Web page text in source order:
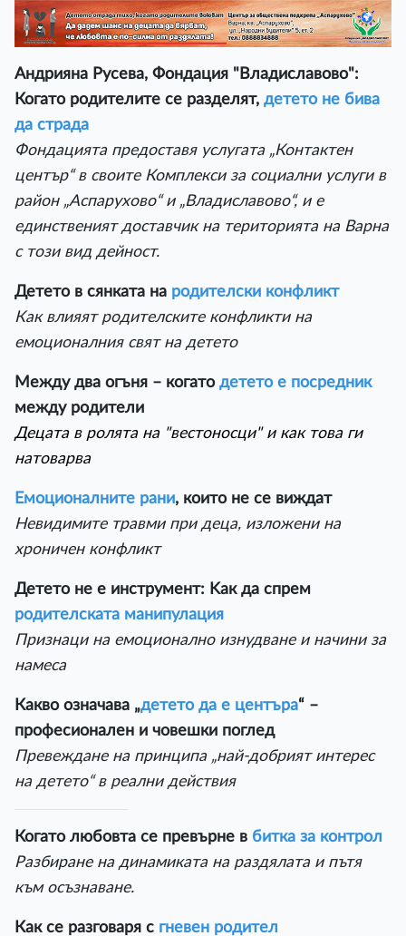
Андрияна Русева, Фондация "Владиславово":
Когато родителите се разделят, детето не бива
да страда
Фондацията предоставя услугата „Контактен
център“ в своите Комплекси за социални услуги в
район „Аспарухово“ и „Владиславово“, и е
единственият доставчик на територията на Варна
с този вид дейност.
Детето в сянката на родителски конфликт
Как влияят родителските конфликти на
емоционалния свят на детето
Между два огъня – когато детето е посредник
между родители
Децата в ролята на "вестоносци" и как това ги
натоварва
Емоционалните рани, които не се виждат
Невидимите травми при деца, изложени на
хроничен конфликт
Детето не е инструмент: Kак да спрем
родителската манипулация
Признаци на емоционално изнудване и начини за
намеса
Какво означава „детето да е центъра“ –
професионален и човешки поглед
Превеждане на принципа „най-добрият интерес
на детето“ в реални действия
Когато любовта се превърне в битка за контрол
Разбиране на динамиката на раздялата и пътя
към осъзнаване.
Как се разговаря с гневен родител